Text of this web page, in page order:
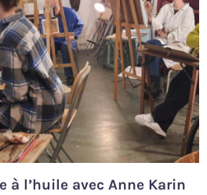
à l’huile avec Anne Karin